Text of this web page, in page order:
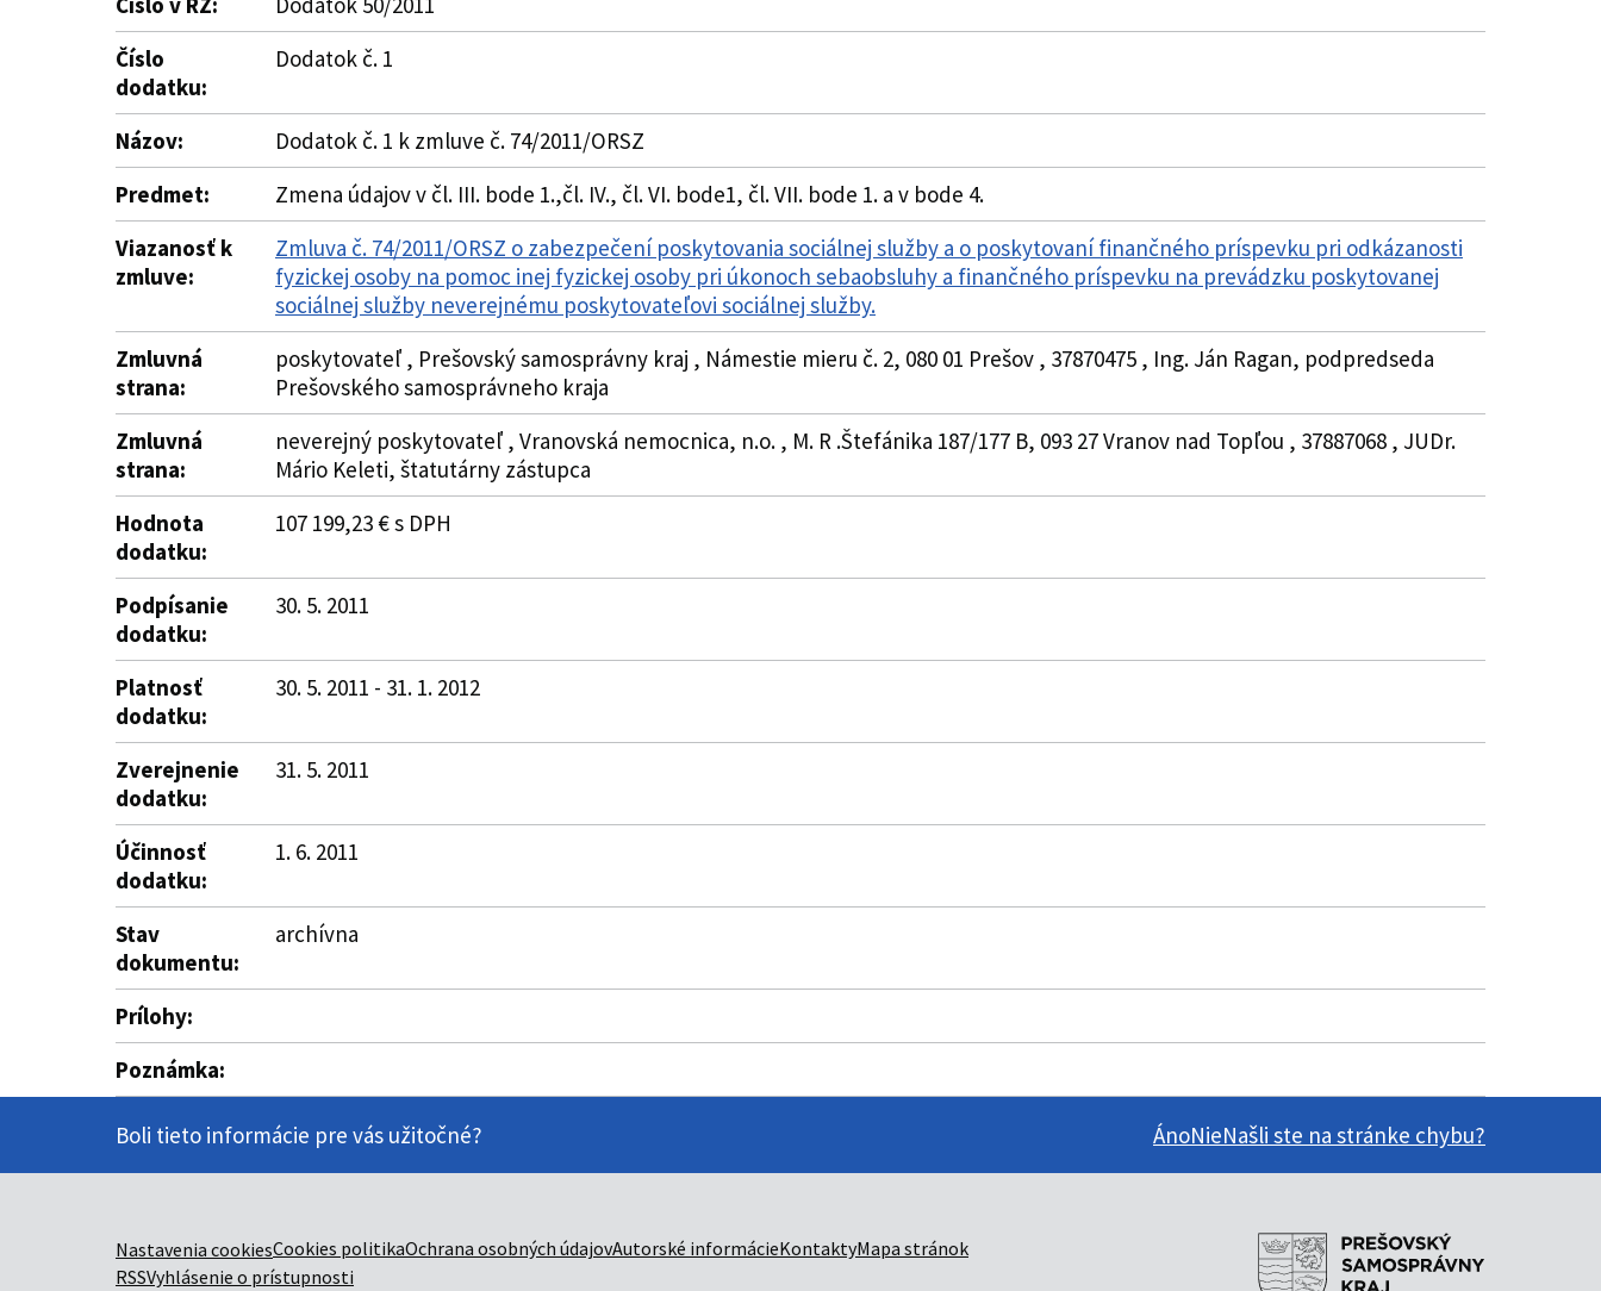
Číslo
dodatku:
Dodatok č. 1
Názov:
Dodatok č. 1 k zmluve č. 74/2011/ORSZ
Predmet:
Zmena údajov v čl. III. bode 1.,čl. IV., čl. VI. bode1, čl. VII. bode 1. a v bode 4.
Viazanosť k
zmluve:
Zmluva č. 74/2011/ORSZ o zabezpečení poskytovania sociálnej služby a o poskytovaní finančného príspevku pri odkázanosti
fyzickej osoby na pomoc inej fyzickej osoby pri úkonoch sebaobsluhy a finančného príspevku na prevádzku poskytovanej
sociálnej služby neverejnému poskytovateľovi sociálnej služby.
Zmluvná
strana:
poskytovateľ , Prešovský samosprávny kraj , Námestie mieru č. 2, 080 01 Prešov , 37870475 , Ing. Ján Ragan, podpredseda
Prešovského samosprávneho kraja
Zmluvná
strana:
neverejný poskytovateľ , Vranovská nemocnica, n.o. , M. R .Štefánika 187/177 B, 093 27 Vranov nad Topľou , 37887068 , JUDr.
Mário Keleti, štatutárny zástupca
Hodnota
dodatku:
107 199,23 € s DPH
Podpísanie
dodatku:
30. 5. 2011
Platnosť
dodatku:
30. 5. 2011 - 31. 1. 2012
Zverejnenie
dodatku:
31. 5. 2011
Účinnosť
dodatku:
1. 6. 2011
Stav
dokumentu:
archívna
Prílohy:
Poznámka:
Boli tieto informácie pre vás užitočné? ÁnoNieNašli ste na stránke chybu?
Nastavenia cookiesCookies politikaOchrana osobných údajovAutorské informácieKontaktyMapa stránok
RSSVyhlásenie o prístupnosti